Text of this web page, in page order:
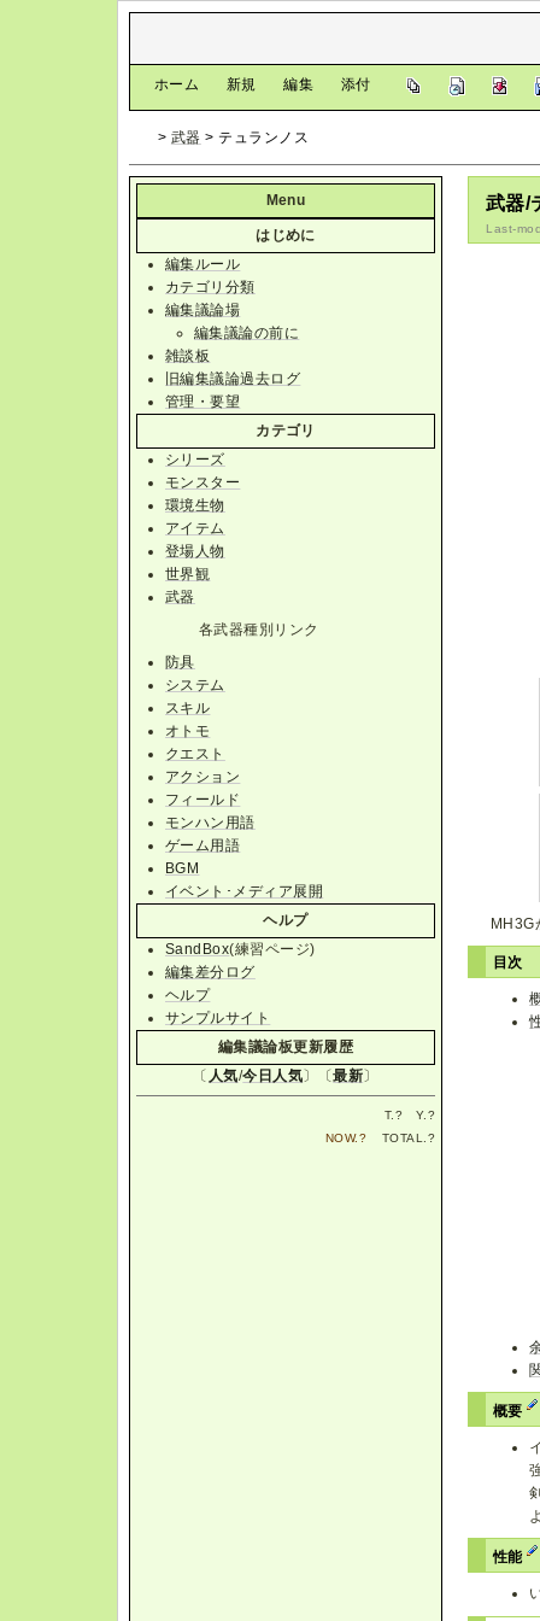
ホーム 新規 編集 添付
> 武器 > テュランノス
武器/
Last-
MH3G
目次
概要
性能
Menu
はじめに
編集ルール
カテゴリ分類
編集議論場
編集議論の前に
雑談板
旧編集議論過去ログ
管理・要望
カテゴリ
シリーズ
モンスター
環境生物
アイテム
登場人物
世界観
武器
各武器種別リンク
防具
システム
スキル
オトモ
クエスト
アクション
フィールド
モンハン用語
ゲーム用語
BGM
イベント･メディア展開
ヘルプ
SandBox(練習ページ)
編集差分ログ
ヘルプ
サンプルサイト
編集議論板更新履歴
〔 人気/今日人気〕〔最新〕
T. ? Y. ?
NOW.? TOTAL. ?